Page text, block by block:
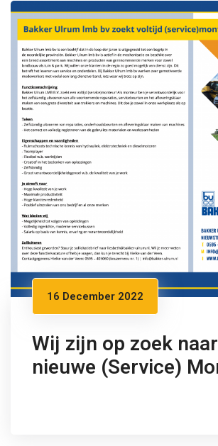
16 December 2022
Wij zijn op zoek
nieuwe (Service)